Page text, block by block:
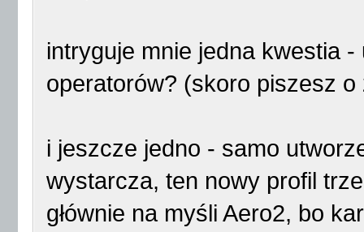
intryguje mnie jedna kwestia
operatorów? (skoro piszesz
i jeszcze jedno - samo
wystarcza, ten nowy profil
głównie na myśli Aero2, bo